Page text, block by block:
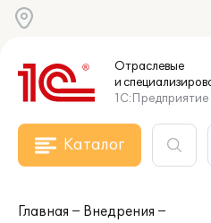
Отраслевые
и
1С:Предприятие
Каталог
Главная
Внедрения